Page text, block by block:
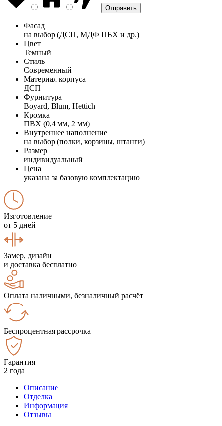
Фасад
на выбор (ДСП, МДФ ПВХ и др.)
Цвет
Темный
Стиль
Современный
Материал корпуса
ДСП
Фурнитура
Boyard, Blum, Hettich
Кромка
ПВХ (0,4 мм, 2 мм)
Внутреннее наполнение
на выбор (полки, корзины, штанги)
Размер
индивидуальный
Цена
указана за базовую комплектацию
Изготовление
от 5 дней
Замер, дизайн
и доставка бесплатно
Оплата наличными, безналичный расчёт
Беспроцентная рассрочка
Гарантия
2 года
Описание
Отделка
Информация
Отзывы